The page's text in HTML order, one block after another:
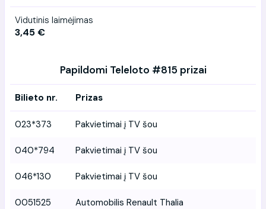
Vidutinis laimėjimas
3,45 €
Papildomi Teleloto #815 prizai
Bilieto nr. Prizas
023*373 Pakvietimai į TV šou
040*794 Pakvietimai į TV šou
046*130 Pakvietimai į TV šou
0051525 Automobilis Renault Thalia